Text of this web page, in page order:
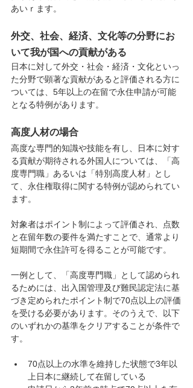
あいｒます。
外交、社会、経済、文化等の分野にお
いて我が国への貢献がある
日本に対して外交・社会・経済・文化といっ
た分野で顕著な貢献があると評価される方に
ついては、5年以上の在留で永住申請が可能
となる特例があります。
高度人材の場合
高度な専門的知識や技能を有し、日本に対す
る貢献が期待される外国人については、「高
度専門職」あるいは「特別高度人材」とし
て、永住権取得に関する特例が認められてい
ます。
対象者はポイント制によって評価され、点数
と在留年数の要件を満たすことで、通常より
短期間で永住許可を得ることが可能です。
一例として、「高度専門職」として認められ
るためには、出入国管理及び難民認定法に基
づき定められたポイント制で70点以上の評価
を受ける必要があります。そのうえで、以下
のいずれかの基準をクリアすることが条件で
す。
70点以上の水準を維持した状態で3年以
上日本に継続して在留している